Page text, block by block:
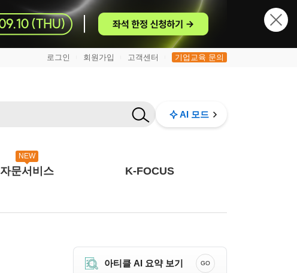
로그인 회원가입 고객센터 기업교육 문의
AI 모드
NEW
자문서비스 K-FOCUS
아티클 AI 요약 보기 GO